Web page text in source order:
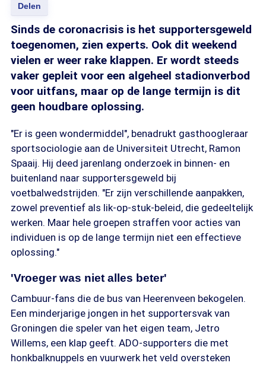
Delen
Sinds de coronacrisis is het supportersgeweld
toegenomen, zien experts. Ook dit weekend
vielen er weer rake klappen. Er wordt steeds
vaker gepleit voor een algeheel stadionverbod
voor uitfans, maar op de lange termijn is dit
geen houdbare oplossing.
"Er is geen wondermiddel", benadrukt gasthoogleraar
sportsociologie aan de Universiteit Utrecht, Ramon
Spaaij. Hij deed jarenlang onderzoek in binnen- en
buitenland naar supportersgeweld bij
voetbalwedstrijden. "Er zijn verschillende aanpakken,
zowel preventief als lik-op-stuk-beleid, die gedeeltelijk
werken. Maar hele groepen straffen voor acties van
individuen is op de lange termijn niet een effectieve
oplossing."
'Vroeger was niet alles beter'
Cambuur-fans die de bus van Heerenveen bekogelen.
Een minderjarige jongen in het supportersvak van
Groningen die speler van het eigen team, Jetro
Willems, een klap geeft. ADO-supporters die met
honkbalknuppels en vuurwerk het veld oversteken